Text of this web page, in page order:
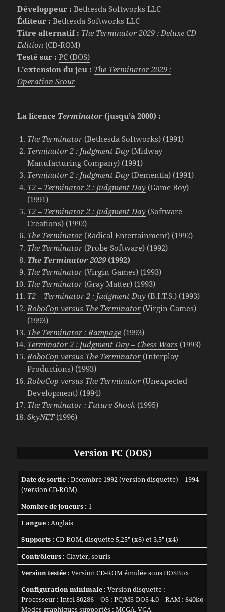
Développeur : Bethesda Softworks LLC
Éditeur : Bethesda Softworks LLC
Titre alternatif : The Terminator 2029 : Deluxe CD
Edition (CD-ROM)
Testé sur : PC (DOS)
L’extension du jeu : The Terminator 2029 :
Operation Scour
La licence Terminator(jusqu’à 2000) :
The Terminator (Bethesda Softworks) (1991)
Terminator 2 : Judgment Day (Midway
Manufacturing Company) (1991)
Terminator 2 : Judgment Day (Dementia) (1991)
T2 – Terminator 2 : Judgment Day (Game Boy)
(1991)
T2 – Terminator 2 : Judgment Day (Software
Creations) (1992)
The Terminator (Radical Entertainment) (1992)
The Terminator (Probe Software) (1992)
The Terminator 2029(1992)
The Terminator (Virgin Games) (1993)
The Terminator (Gray Matter) (1993)
T2 – Terminator 2 : Judgment Day (B.I.T.S.) (1993)
RoboCop versus The Terminator (Virgin Games)
(1993)
The Terminator : Rampage (1993)
Terminator 2 : Judgment Day – Chess Wars (1993)
RoboCop versus The Terminator (Interplay
Productions) (1993)
RoboCop versus The Terminator (Unexpected
Development) (1994)
The Terminator : Future Shock (1995)
SkyNET(1996)
Version PC (DOS)
Date de sortie : Décembre 1992 (version disquette) – 1994
(version CD-ROM)
Nombre de joueurs : 1
Langue : Anglais
Supports : CD-ROM, disquette 5,25″ (x8) et 3,5″ (x4)
Contrôleurs : Clavier, souris
Version testée : Version CD-ROM émulée sous DOSBox
Configuration minimale : Version disquette :
Processeur : Intel 80286 – OS : PC/MS-DOS 4.0 – RAM : 640ko
Modes graphiques supportés : MCGA, VGA